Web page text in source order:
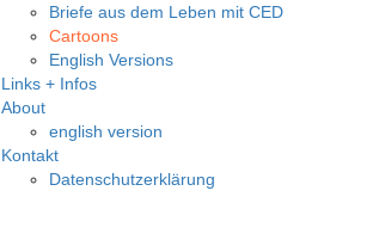
Briefe aus dem Leben mit CED
Cartoons
English Versions
Links + Infos
About
english version
Kontakt
Datenschutzerklärung